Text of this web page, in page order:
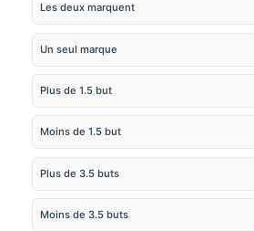
Les deux marquent
Un seul marque
Plus de 1.5 but
Moins de 1.5 but
Plus de 3.5 buts
Moins de 3.5 buts